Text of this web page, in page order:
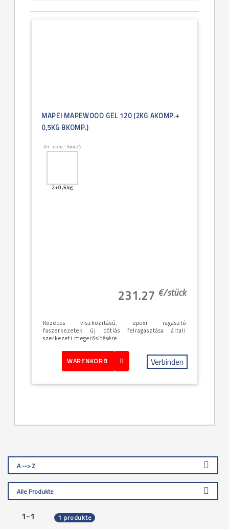
MAPEI MAPEWOOD GEL 120 (2KG AKOMP.+
0,5KG BKOMP.)
Art. num.: 54420
2+0,5kg
231.27 €/stück
Közepes viszkozitású, epoxi ragasztó
faszerkezetek új pótlás felragasztása általi
szerkezeti megerősítésére.
WARENKORB Verbinden
A --> Z
Alle Produkte
1-1 1 produkte